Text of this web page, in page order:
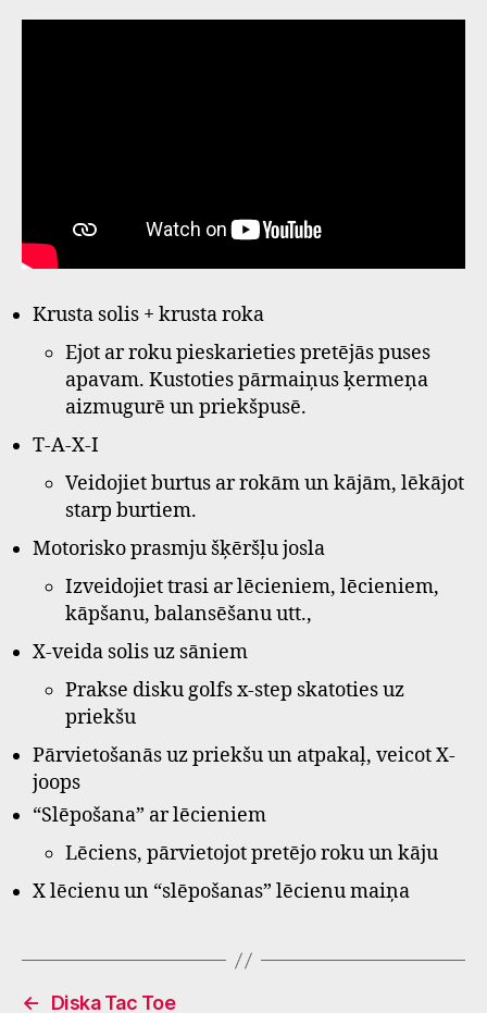
Krusta solis + krusta roka
Ejot ar roku pieskarieties pretējās puses
apavam. Kustoties pārmaiņus ķermeņa
aizmugurē un priekšpusē.
T-A-X-I
Veidojiet burtus ar rokām un kājām, lēkājot
starp burtiem.
Motorisko prasmju šķēršļu josla
Izveidojiet trasi ar lēcieniem, lēcieniem,
kāpšanu, balansēšanu utt.,
X-veida solis uz sāniem
Prakse disku golfs x-step skatoties uz
priekšu
Pārvietošanās uz priekšu un atpakaļ, veicot X-
joops
“Slēpošana” ar lēcieniem
Lēciens, pārvietojot pretējo roku un kāju
X lēcienu un “slēpošanas” lēcienu maiņa
← Diska Tac Toe